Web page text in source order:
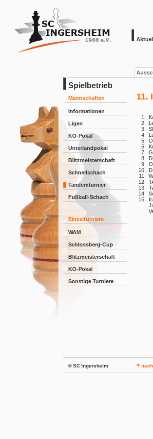
Spielbetrieb
Mannschaften
Informationen
Ligen
KO-Pokal
Unterlandpokal
Blitzmeisterschaft
Schnellschach
Tandemturnier
Fußball-Schach
Einzelturniere
WAM
Schlossberg-Cup
Blitzmeisterschaft
KO-Pokal
Sonstige Turniere
11.
1.
2.
3.
4.
5.
6.
7.
8.
9.
10.
11.
12.
13.
14.
15.
© SC Ingersheim